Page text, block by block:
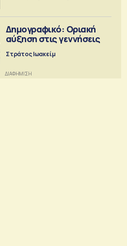
Δημογραφικό: Οριακή
αύξηση στις γεννήσεις
Στράτος Ιωακείμ